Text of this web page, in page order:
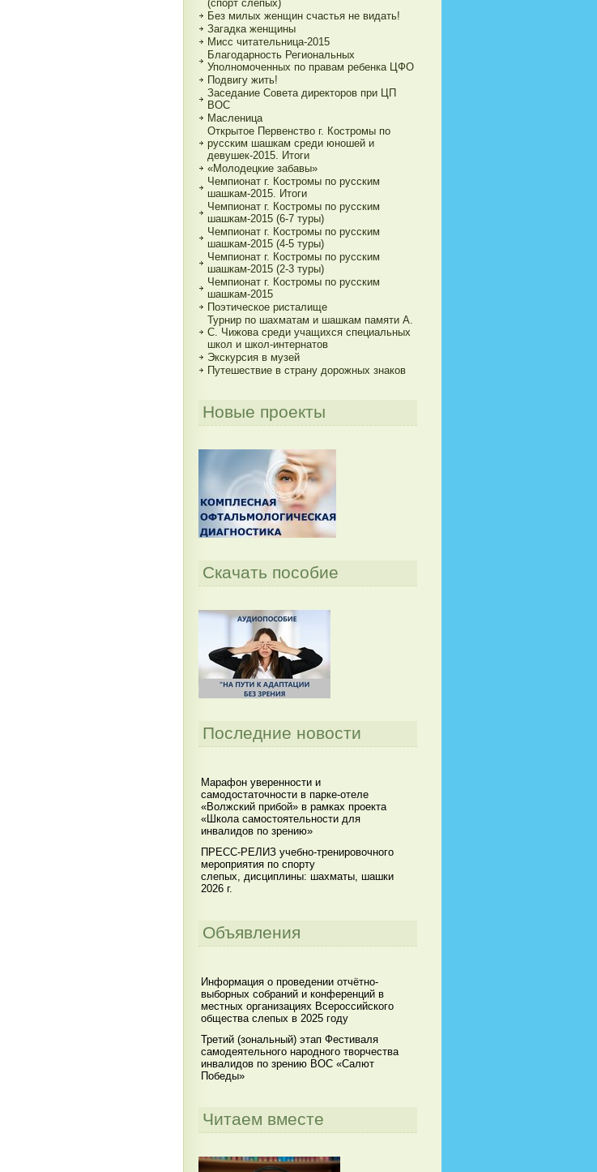
(спорт слепых)
Без милых женщин счастья не видать!
Загадка женщины
Мисс читательница-2015
Благодарность Региональных
Уполномоченных по правам ребенка ЦФО
Подвигу жить!
Заседание Совета директоров при ЦП
ВОС
Масленица
Открытое Первенство г. Костромы по
русским шашкам среди юношей и
девушек-2015. Итоги
«Молодецкие забавы»
Чемпионат г. Костромы по русским
шашкам-2015. Итоги
Чемпионат г. Костромы по русским
шашкам-2015 (6-7 туры)
Чемпионат г. Костромы по русским
шашкам-2015 (4-5 туры)
Чемпионат г. Костромы по русским
шашкам-2015 (2-3 туры)
Чемпионат г. Костромы по русским
шашкам-2015
Поэтическое ристалище
Турнир по шахматам и шашкам памяти А.
С. Чижова среди учащихся специальных
школ и школ-интернатов
Экскурсия в музей
Путешествие в страну дорожных знаков
Новые проекты
Скачать пособие
Последние новости
Марафон уверенности и
самодостаточности в парке-отеле
«Волжский прибой» в рамках проекта
«Школа самостоятельности для
инвалидов по зрению»
ПРЕСС-РЕЛИЗ учебно-тренировочного
мероприятия по спорту
слепых, дисциплины: шахматы, шашки
2026 г.
Объявления
Информация о проведении отчётно-
выборных собраний и конференций в
местных организациях Всероссийского
общества слепых в 2025 году
Третий (зональный) этап Фестиваля
самодеятельного народного творчества
инвалидов по зрению ВОС «Салют
Победы»
Читаем вместе